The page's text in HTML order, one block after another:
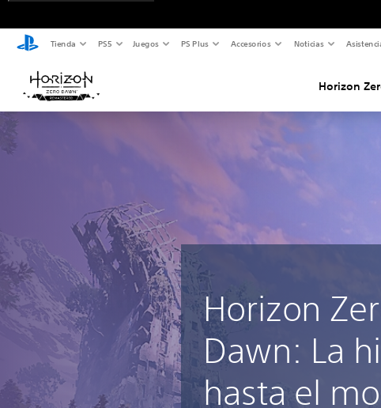
Tienda PS5 Juegos PS Plus Accesorios Noticias
Horizon
Horizon
Dawn: La
hasta el